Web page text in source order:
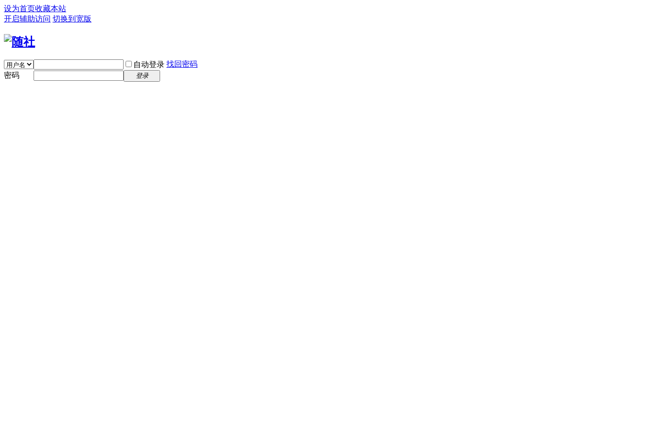
设为首页收藏本站
开启辅助访问 切换到宽版
自动登录 找回密码
密码
登录